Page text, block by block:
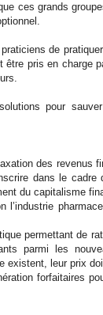
ces grands
de
être pris en charge
pour
des revenus
dans le cadre
du capitalisme
l’industrie
permettant de
parmi les
existent, leur prix
forfaitaires